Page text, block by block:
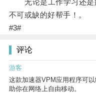
无论是工作学习还是
不可或缺的好帮手！。
#3#
评论
游客
这款加速器VPM应用程序可
助你在网络上自由移动。